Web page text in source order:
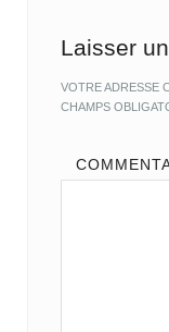
Laisser
VOTRE ADRESSE
CHAMPS